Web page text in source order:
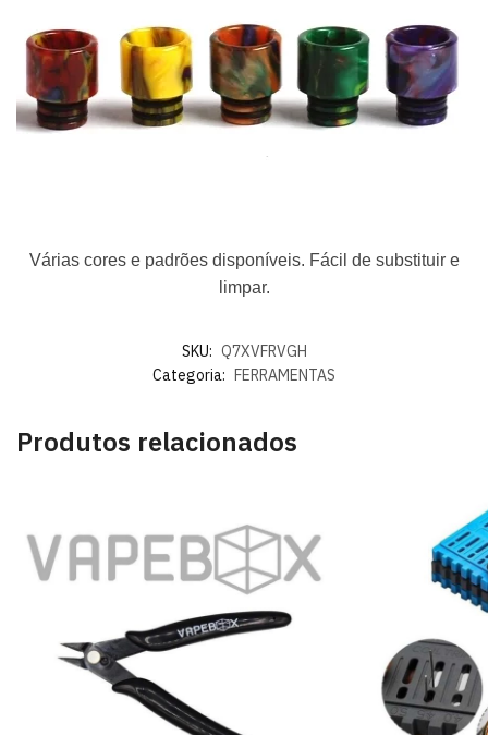
Várias cores e padrões disponíveis. Fácil de substituir e
limpar.
SKU: Q7XVFRVGH
Categoria: FERRAMENTAS
Produtos relacionados